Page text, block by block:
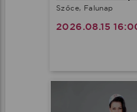
Szőce, Falunap
2026.08.15